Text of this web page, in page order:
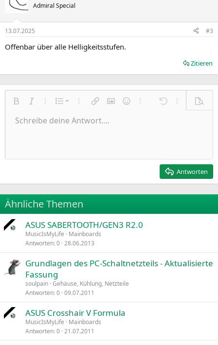
Admiral Special
13.07.2025 #3
Offenbar über alle Helligkeitsstufen.
Zitieren
Fett KursivWeitere Einstellungen…
Liste
Nummerierte Liste
Ungeordnete Liste
Weitere Einstellungen…
Link einfügen
Bild einfügen
SmileysWeitere Einstellungen…
Rückgängig
Weitere
Schriftgröße
9
22
26
TextfarbeSchriftfamilie
Arial
Times New Roman
Trebuchet MS
Verdana
Durchgestrichen
Unterstrichen
Inline-Code
AusrichtungLinksbündig
Paragraph format
Normal
Heading 2
ZitatMedienTabelle einfügen
Insert horizontal line
SpoilerCode
Wiederholen
BBCode umschalten
Formatierung entfernen
EntwürfeEntwurf speichern
Schreibe deine Antwort....
Antworten
Ähnliche Themen
ASUS SABERTOOTH/GEN3 R2.0
MusicIsMyLife
Mainboards
Antworten 0 28.06.2013
Grundlagen des PC-Schaltnetzteils - Aktualisierte
Fassung
soulpain Gehäuse, Kühlung, Netzteile
Antworten 0 09.07.2011
ASUS Crosshair V Formula
MusicIsMyLife
Mainboards
Antworten 0 21.07.2011